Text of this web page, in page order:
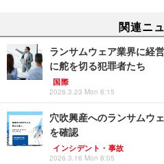
関連ニ
ランサムウェア業界に経
に舵を切る犯罪者たち
国際
2026.3.23 Mon 8:15
穴吹興産へのランサムウ
を確認
インシデント・事故
2026.3.16 Mon 8:05